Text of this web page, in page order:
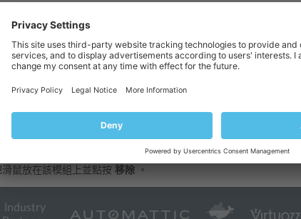
需確保您輸入到該欄位的代碼是正確的，因為 Presence Builder
告將出現在發佈後的網站上。
移除廣告塊：
滑鼠放在該模組上並點按 移除 。
Industry